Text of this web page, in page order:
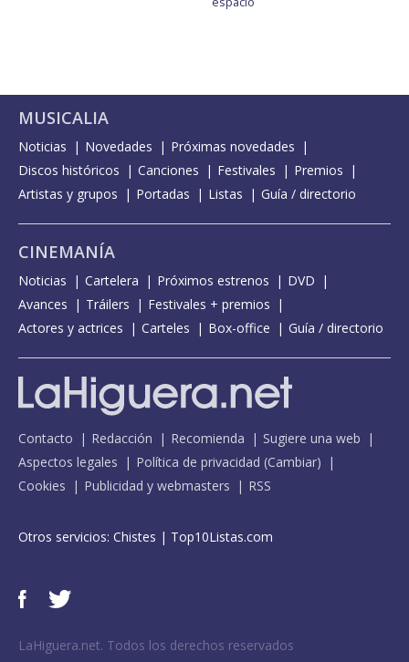
MUSICALIA
Noticias Novedades
Próximas novedades
Discos históricos
Canciones Festivales
Premios
Artistas y grupos
Portadas Listas Guía / directorio
CINEMANÍA
Noticias Cartelera Próximos estrenos
DVD
Avances
Tráilers
Festivales + premios
Actores y actrices
Carteles Box-office Guía / directorio
Contacto Redacción Recomienda
Sugiere una web
Aspectos legales
Política de privacidad (Cambiar)
Cookies
Publicidad y webmasters RSS
Otros servicios: Chistes | Top10Listas.com
LaHiguera.net. Todos los derechos reservados